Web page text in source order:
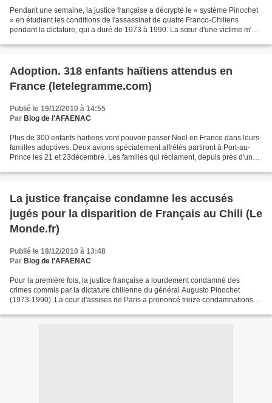
Pendant une semaine, la justice française a décrypté le « système Pinochet
» en étudiant les conditions de l'assassinat de quatre Franco-Chiliens
pendant la dictature, qui a duré de 1973 à 1990. La sœur d'une victime m'a
Adoption. 318 enfants haïtiens attendus en
France (letelegramme.com)
Publié le 19/12/2010 à 14:55
Par Blog de l'AFAENAC
Plus de 300 enfants haïtiens vont pouvoir passer Noël en France dans leurs
familles adoptives. Deux avions spécialement affrétés partiront à Port-au-
Prince les 21 et 23décembre. Les familles qui réclament, depuis près d'un
La justice française condamne les accusés
jugés pour la disparition de Français au Chili (Le
Monde.fr)
Publié le 18/12/2010 à 13:48
Par Blog de l'AFAENAC
Pour la première fois, la justice française a lourdement condamné des
crimes commis par la dictature chilienne du général Augusto Pinochet
(1973-1990). La cour d'assises de Paris a prononcé treize condamnations